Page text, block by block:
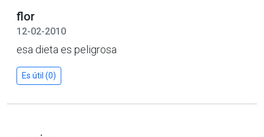
flor
12-02-2010
esa dieta es peligrosa
Es útil (0)